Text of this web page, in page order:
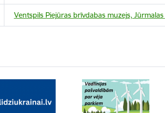
Ventspils Piejūras brīvdabas muzejs,